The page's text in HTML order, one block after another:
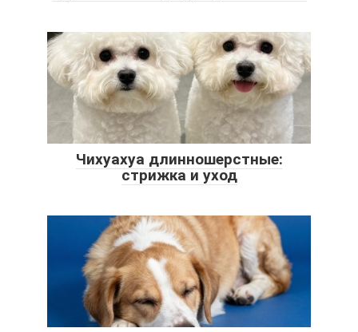
Чихуахуа длинношерстные:
стрижка и уход